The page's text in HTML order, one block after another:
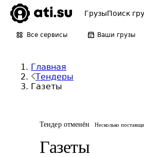
ГрузыПоиск
Все сервисы Ваши грузы
Главная
Тендеры
Газеты
Тендер отменён Несколько
Газеты